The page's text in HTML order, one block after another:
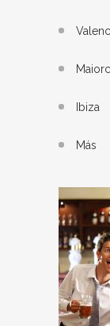
Ibiza
Más